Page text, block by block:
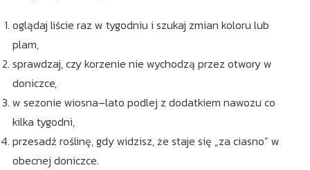
oglądaj liście raz w tygodniu i szukaj zmian koloru lub
plam,
sprawdzaj, czy korzenie nie wychodzą przez otwory w
doniczce,
w sezonie wiosna–lato podlej z dodatkiem nawozu co
kilka tygodni,
przesadź roślinę, gdy widzisz, że staje się „za ciasno” w
obecnej doniczce.